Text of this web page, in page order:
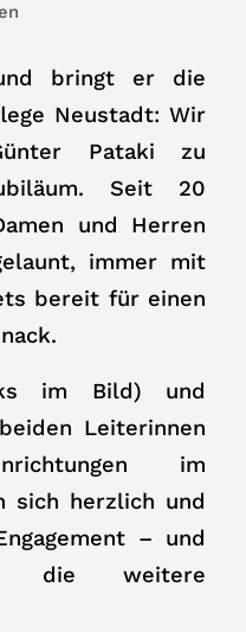
bringt er die
Neustadt: Wir
Pataki zu
Seit 20
und Herren
immer mit
bereit für einen
im Bild) und
Leiterinnen
im
sich herzlich und
– und
die weitere